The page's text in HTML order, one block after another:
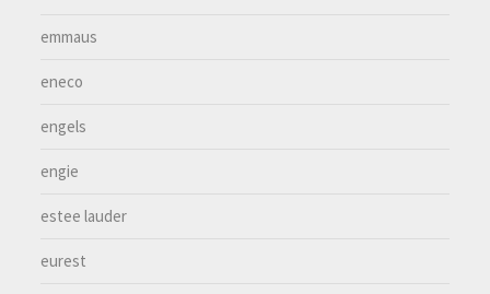
emmaus
eneco
engels
engie
estee lauder
eurest